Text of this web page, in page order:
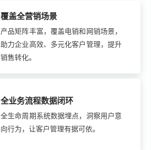
覆盖全营销场景
产品矩阵丰富，覆盖电销和网销场景，
助力企业高效、多元化客户管理，提升
销售转化。
全业务流程数据闭环
全生命周期系统数据埋点，洞察用户意
向行为，让客户管理有据可依。